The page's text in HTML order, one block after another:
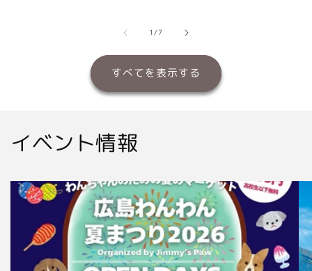
格
1/の
7
すべてを表示する
イベント情報